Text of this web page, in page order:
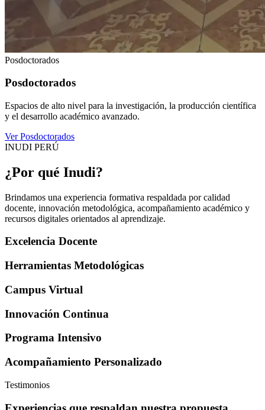
Posdoctorados
Posdoctorados
Espacios de alto nivel para la investigación, la producción científica
y el desarrollo académico avanzado.
Ver Posdoctorados
INUDI PERÚ
¿Por qué Inudi?
Brindamos una experiencia formativa respaldada por calidad
docente, innovación metodológica, acompañamiento académico y
recursos digitales orientados al aprendizaje.
Excelencia Docente
Herramientas Metodológicas
Campus Virtual
Innovación Continua
Programa Intensivo
Acompañamiento Personalizado
Testimonios